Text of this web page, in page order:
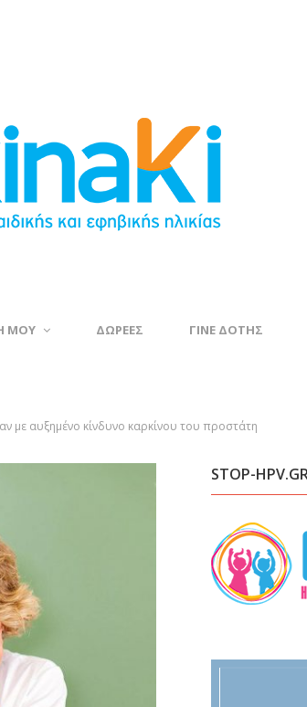
ΜΟΥ ΔΩΡΕΕΣ ΓΙΝΕ ΔΟΤΗΣ
με αυξημένο κίνδυνο καρκίνου του προστάτη
STOP-